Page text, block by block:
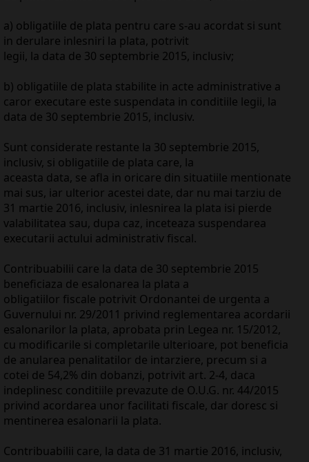
a) obligatiile de plata pentru care s-au acordat si sunt
in derulare inlesniri la plata, potrivit
legii, la data de 30 septembrie 2015, inclusiv;
b) obligatiile de plata stabilite in acte administrative a
caror executare este suspendata in conditiile legii, la
data de 30 septembrie 2015, inclusiv.
Sunt considerate restante la 30 septembrie 2015,
inclusiv, si obligatiile de plata care, la
aceasta data, se afla in oricare din situatiile mentionate
mai sus, iar ulterior acestei date, dar nu mai tarziu de
31 martie 2016, inclusiv, inlesnirea la plata isi pierde
valabilitatea sau, dupa caz, inceteaza suspendarea
executarii actului administrativ fiscal.
Contribuabilii care la data de 30 septembrie 2015
beneficiaza de esalonarea la plata a
obligatiilor fiscale potrivit Ordonantei de urgenta a
Guvernului nr. 29/2011 privind reglementarea acordarii
esalonarilor la plata, aprobata prin Legea nr. 15/2012,
cu modificarile si completarile ulterioare, pot beneficia
de anularea penalitatilor de intarziere, precum si a
cotei de 54,2% din dobanzi, potrivit art. 2-4, daca
indeplinesc conditiile prevazute de O.U.G. nr. 44/2015
privind acordarea unor facilitati fiscale, dar doresc si
mentinerea esalonarii la plata.
Contribuabilii care, la data de 31 martie 2016, inclusiv,